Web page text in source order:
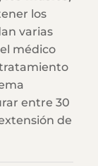
los
varias
médico
tratamiento
entre 30
de